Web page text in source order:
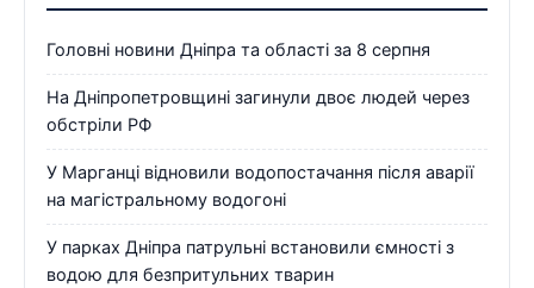
Головні новини Дніпра та області за 8 серпня
На Дніпропетровщині загинули двоє людей через
обстріли РФ
У Марганці відновили водопостачання після аварії
на магістральному водогоні
У парках Дніпра патрульні встановили ємності з
водою для безпритульних тварин